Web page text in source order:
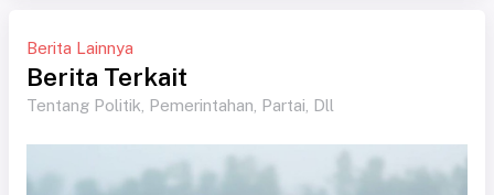
Berita Lainnya
Berita Terkait
Tentang Politik, Pemerintahan, Partai, Dll